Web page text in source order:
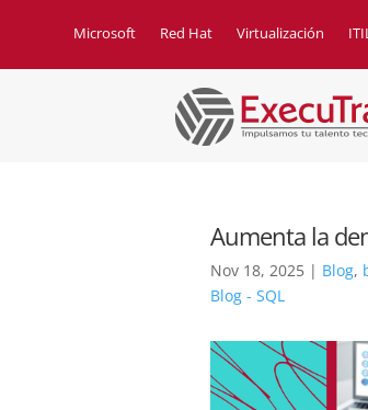
Microsoft Red Hat Virtualización
Aumenta la
Nov 18, 2025 | Blog,
Blog - SQL